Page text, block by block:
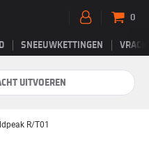
SNEEUWKETTINGEN
0
UITVOEREN
R/T01